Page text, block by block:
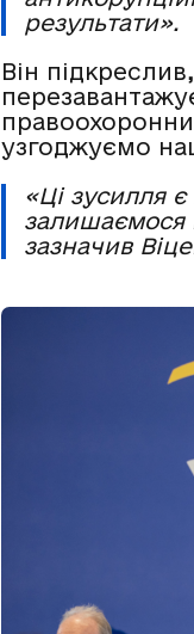
результати».
Він
узгоджуємо
«Ці зусилля
залишаємося
зазначив